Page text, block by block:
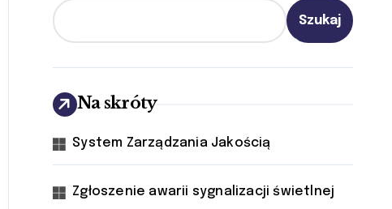
Szukaj
Na skróty
System Zarządzania Jakością
Zgłoszenie awarii sygnalizacji świetlnej